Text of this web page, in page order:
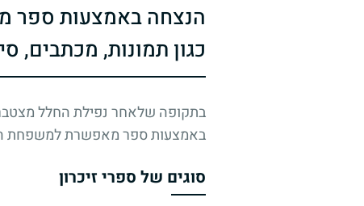
הנצחה באמצעות ספר
כגון תמונות, מכתבים,
בתקופה שלאחר נפילת החלל
באמצעות ספר מאפשרת למשפחת
סוגים של ספרי זיכרון